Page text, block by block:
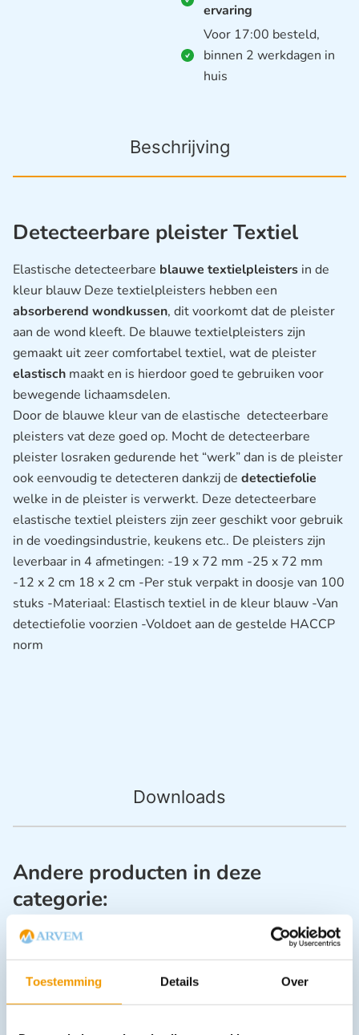
Toestemming Details Over
ervaring
Voor 17:00 besteld,
binnen 2 werkdagen in
huis
Beschrijving
Downloads
Detecteerbare pleister Textiel
Elastische detecteerbare blauwe textielpleisters in de
kleur blauw Deze textielpleisters hebben een
absorberend wondkussen, dit voorkomt dat de pleister
aan de wond kleeft. De blauwe textielpleisters zijn
gemaakt uit zeer comfortabel textiel, wat de pleister
elastisch maakt en is hierdoor goed te gebruiken voor
bewegende lichaamsdelen.
Door de blauwe kleur van de elastische detecteerbare
pleisters vat deze goed op. Mocht de detecteerbare
pleister losraken gedurende het “werk” dan is de pleister
ook eenvoudig te detecteren dankzij de detectiefolie
welke in de pleister is verwerkt. Deze detecteerbare
elastische textiel pleisters zijn zeer geschikt voor gebruik
in de voedingsindustrie, keukens etc.. De pleisters zijn
leverbaar in 4 afmetingen: -19 x 72 mm -25 x 72 mm
-12 x 2 cm 18 x 2 cm -Per stuk verpakt in doosje van 100
stuks -Materiaal: Elastisch textiel in de kleur blauw -Van
detectiefolie voorzien -Voldoet aan de gestelde HACCP
norm
Andere producten in deze
categorie: